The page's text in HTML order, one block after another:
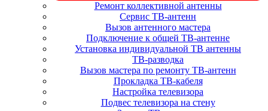
Ремонт коллективной антенны
Сервис ТВ-антенн
Вызов антенного мастера
Подключение к общей ТВ-антенне
Установка индивидуальной ТВ антенны
ТВ-разводка
Вызов мастера по ремонту ТВ-антенн
Прокладка ТВ-кабеля
Настройка телевизора
Подвес телевизора на стену